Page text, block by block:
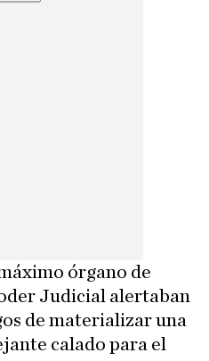
órgano de
Judicial alertaban
de materializar una
calado para el